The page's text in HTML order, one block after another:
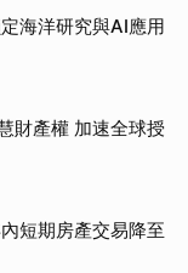
海洋研究與AI應用
財產權 加速全球授
短期房產交易降至